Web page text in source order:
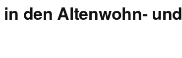
den Altenwohn- und